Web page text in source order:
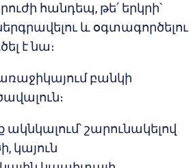
հանդեպ, թե՛ երկրի՝
և օգտագործելու
է նա։
բանկի
շարունակելով
կայուն